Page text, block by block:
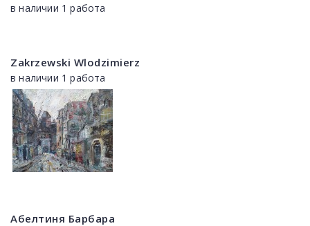
в наличии 1 работа
Zakrzewski Wlodzimierz
в наличии 1 работа
Абелтиня Барбара